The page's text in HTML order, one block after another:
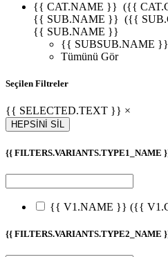
{{ CAT.NAME }} ({{
{{ SUB.NAME }} ({{
{{ SUB.NAME }}
{{ SUBSUB.NAME }}
Tümünü Gör
Seçilen Filtreler
{{ SELECTED.TEXT }} ×
HEPSİNİ SİL
{{ FILTERS.VARIANTS.TYPE1_NAME
{{ V1.NAME }} ({{
{{ FILTERS.VARIANTS.TYPE2_NAME